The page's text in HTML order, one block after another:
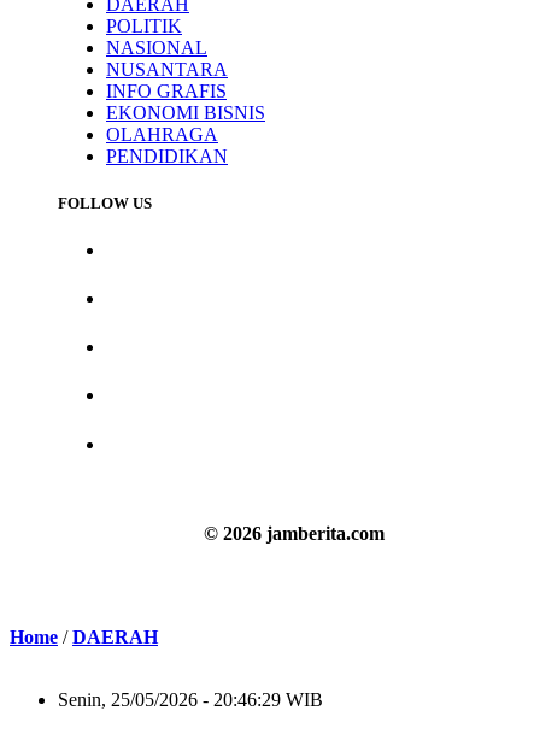
POLITIK
NASIONAL
NUSANTARA
INFO GRAFIS
EKONOMI BISNIS
OLAHRAGA
PENDIDIKAN
FOLLOW US
© 2026 jamberita.com
Home /DAERAH
Senin, 25/05/2026 - 20:46:29 WIB